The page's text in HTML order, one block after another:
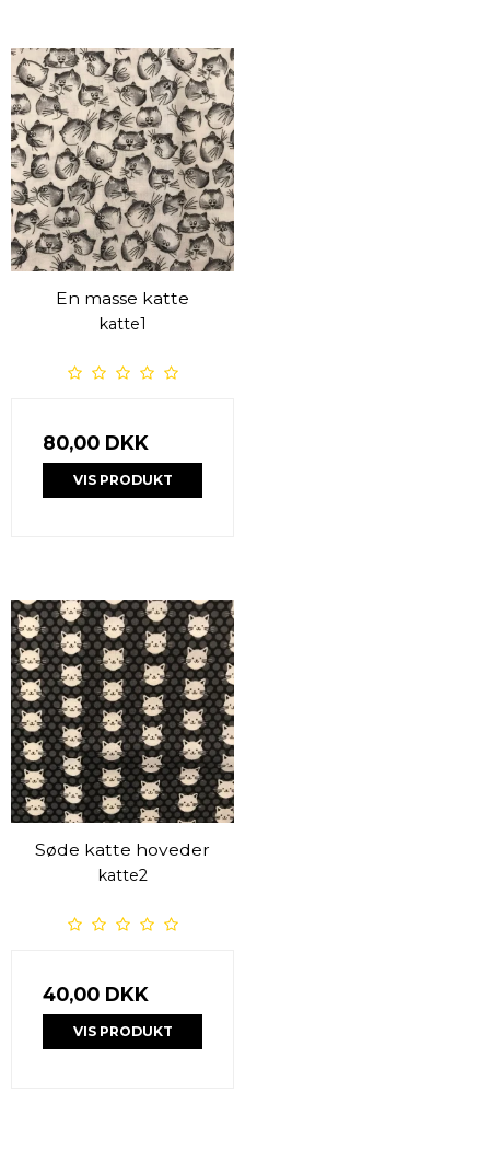
En masse katte
katte1
80,00 DKK
VIS PRODUKT
Søde katte hoveder
katte2
40,00 DKK
VIS PRODUKT